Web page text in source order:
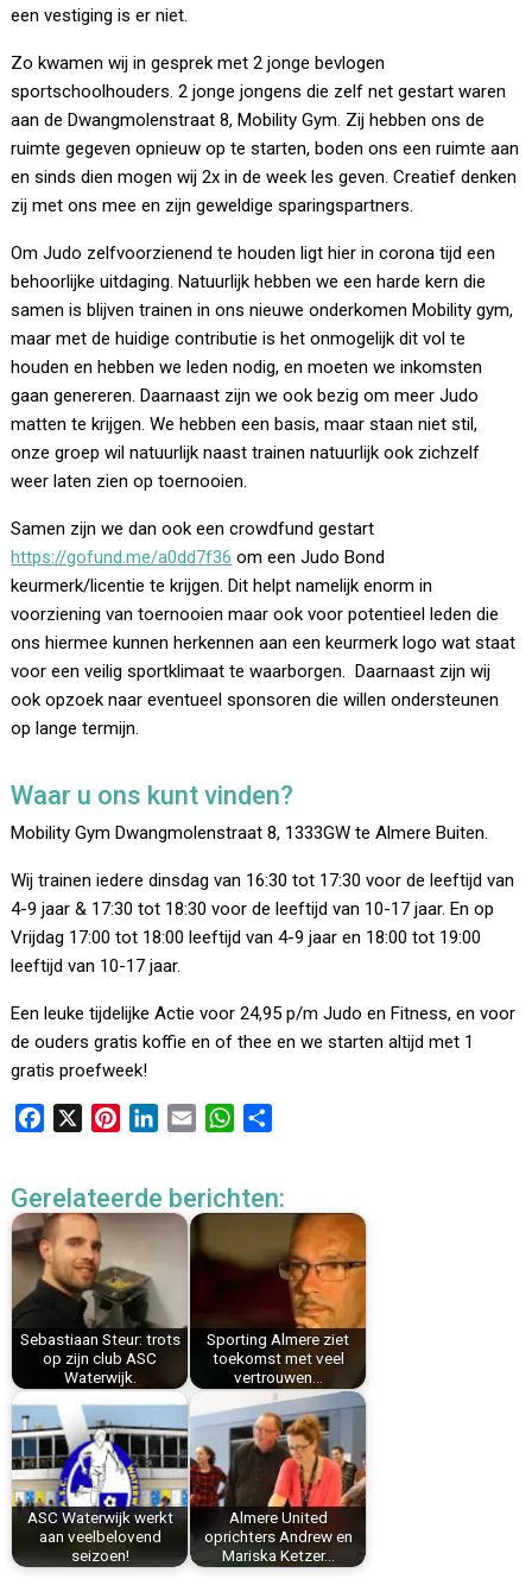
een vestiging is er niet.
Zo kwamen wij in gesprek met 2 jonge bevlogen
sportschoolhouders. 2 jonge jongens die zelf net gestart waren
aan de Dwangmolenstraat 8, Mobility Gym. Zij hebben ons de
ruimte gegeven opnieuw op te starten, boden ons een ruimte aan
en sinds dien mogen wij 2x in de week les geven. Creatief denken
zij met ons mee en zijn geweldige sparingspartners.
Om Judo zelfvoorzienend te houden ligt hier in corona tijd een
behoorlijke uitdaging. Natuurlijk hebben we een harde kern die
samen is blijven trainen in ons nieuwe onderkomen Mobility gym,
maar met de huidige contributie is het onmogelijk dit vol te
houden en hebben we leden nodig, en moeten we inkomsten
gaan genereren. Daarnaast zijn we ook bezig om meer Judo
matten te krijgen. We hebben een basis, maar staan niet stil,
onze groep wil natuurlijk naast trainen natuurlijk ook zichzelf
weer laten zien op toernooien.
Samen zijn we dan ook een crowdfund gestart
https://gofund.me/a0dd7f36 om een Judo Bond
keurmerk/licentie te krijgen. Dit helpt namelijk enorm in
voorziening van toernooien maar ook voor potentieel leden die
ons hiermee kunnen herkennen aan een keurmerk logo wat staat
voor een veilig sportklimaat te waarborgen. Daarnaast zijn wij
ook opzoek naar eventueel sponsoren die willen ondersteunen
op lange termijn.
Waar u ons kunt vinden?
Mobility Gym Dwangmolenstraat 8, 1333GW te Almere Buiten.
Wij trainen iedere dinsdag van 16:30 tot 17:30 voor de leeftijd van
4-9 jaar & 17:30 tot 18:30 voor de leeftijd van 10-17 jaar. En op
Vrijdag 17:00 tot 18:00 leeftijd van 4-9 jaar en 18:00 tot 19:00
leeftijd van 10-17 jaar.
Een leuke tijdelijke Actie voor 24,95 p/m Judo en Fitness, en voor
de ouders gratis koffie en of thee en we starten altijd met 1
gratis proefweek!
e
b
o
o
t
e
r
e
s
t
k
e
I
n
i
W
t
A
e
Gerelateerde berichten:
Sebastiaan Steur: trots
op zijn club ASC
Waterwijk.
Sporting Almere ziet
toekomst met veel
vertrouwen…
ASC Waterwijk werkt
aan veelbelovend
seizoen!
Almere United
oprichters Andrew en
Mariska Ketzer…